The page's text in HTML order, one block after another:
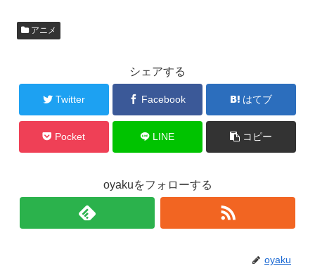
アニメ
シェアする
Twitter Facebook はてブ
Pocket LINE コピー
oyakuをフォローする
oyaku